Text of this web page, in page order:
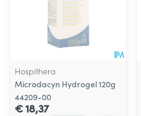
Hospithera
Microdacyn Hydrogel 120g
44209-00
€ 18,37